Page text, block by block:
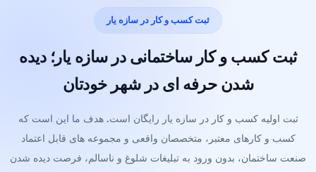
ثبت کسب و کار در سازه یار
ثبت کسب و کار ساختمانی در سازه یار؛ دیده
شدن حرفه ای در شهر خودتان
ثبت اولیه کسب و کار در سازه یار رایگان است. هدف ما این است که
کسب و کارهای معتبر، متخصصان واقعی و مجموعه های قابل اعتماد
صنعت ساختمان، بدون ورود به تبلیغات شلوغ و ناسالم، فرصت دیده شدن